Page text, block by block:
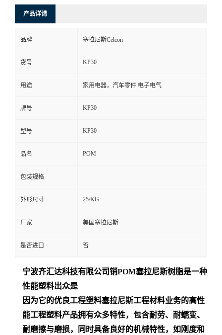
产品详请
品牌 塞拉尼斯Celcon
货号 KP30
用途 家用电器，汽车零件 电子电气
牌号 KP30
型号 KP30
品名 POM
包装规格
外形尺寸 25/KG
厂家 美国塞拉尼斯
是否进口 否
宁波齐汇达科技有限公司销POM塞拉尼斯树脂是一种
性能塑料出众是
因为它的优良工程塑料塞拉尼斯工程材料业务的高性
能工程塑料产品拥有众多特性，包含耐劳、耐蠕变、
耐磨擦与磨损，同时具备良好的机械特性，如刚度和